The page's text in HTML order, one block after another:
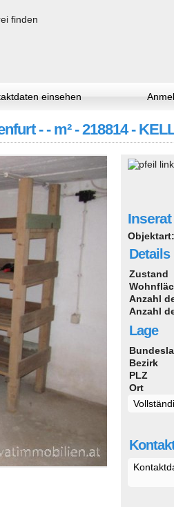
einsehen
- - m² - 218814 -
Objektart:
Details
Zustand
Anzahl
Anzahl
Lage
Bezirk
PLZ
Ort